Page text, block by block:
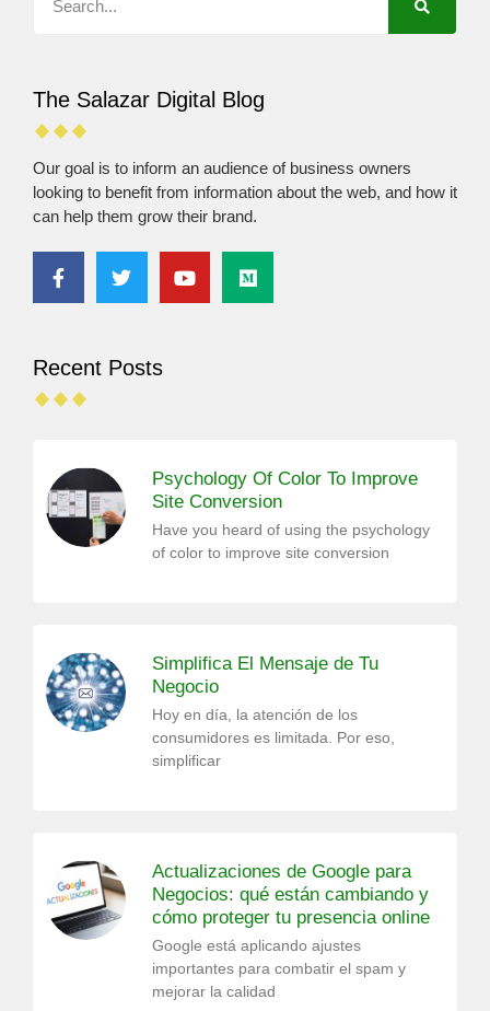
The Salazar Digital Blog
Our goal is to inform an audience of business owners
looking to benefit from information about the web, and how it
can help them grow their brand.
Recent Posts
Psychology Of Color To Improve
Site Conversion
Have you heard of using the psychology
of color to improve site conversion
Simplifica El Mensaje de Tu
Negocio
Hoy en día, la atención de los
consumidores es limitada. Por eso,
simplificar
Actualizaciones de Google para
Negocios: qué están cambiando y
cómo proteger tu presencia online
Google está aplicando ajustes
importantes para combatir el spam y
mejorar la calidad